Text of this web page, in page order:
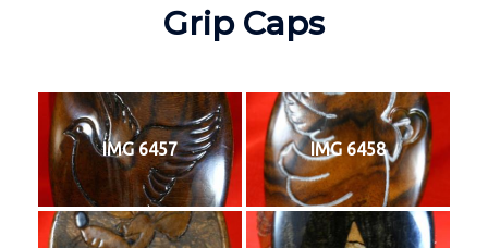
Grip Caps
IMG 6457 IMG 6458